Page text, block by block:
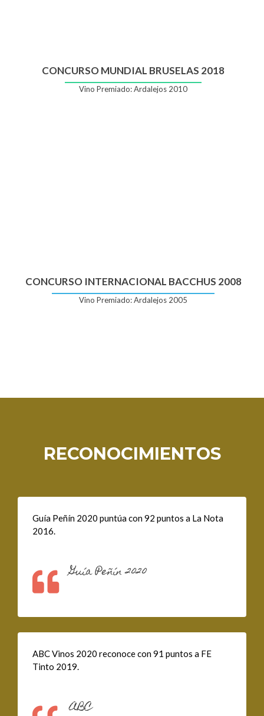
CONCURSO MUNDIAL BRUSELAS 2018
Vino Premiado: Ardalejos 2010
CONCURSO INTERNACIONAL BACCHUS 2008
Vino Premiado: Ardalejos 2005
RECONOCIMIENTOS
Guía Peñín 2020 puntúa con 92 puntos a La Nota
2016.
Guía Peñín 2020
ABC Vinos 2020 reconoce con 91 puntos a FE
Tinto 2019.
ABC